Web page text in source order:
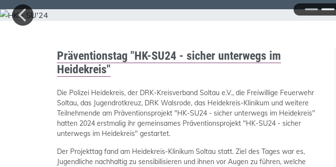
Präventionstag "HK-SU24 - sicher unterwegs im
Heidekreis"
Die Polizei Heidekreis, der DRK-Kreisverband Soltau e.V., die Freiwillige Feuerwehr
Soltau, das Jugendrotkreuz, DRK Walsrode, das Heidekreis-Klinikum und weitere
Teilnehmende am Präventionsprojekt "HK-SU24 - sicher unterwegs im Heidekreis"
hatten 2024 erstmalig ihr gemeinsames Präventionsprojekt "HK-SU24 - sicher
unterwegs im Heidekreis" gestartet.
Der Projekttag fand am Heidekreis-Klinikum Soltau statt. Ziel des Tages war es,
Jugendliche nachhaltig zu sensibilisieren und ihnen vor Augen zu führen, welche